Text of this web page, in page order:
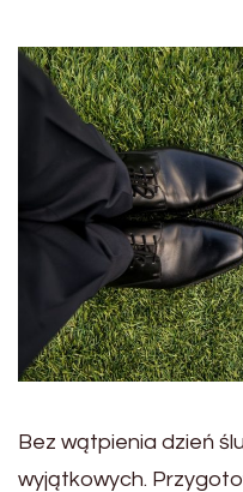
Bez wątpienia dzień
wyjątkowych.